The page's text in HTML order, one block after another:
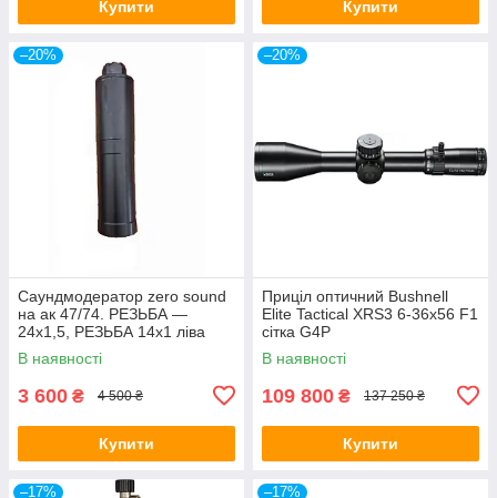
Купити Купити
–20%
Саундмодератор zero sound
на ак 47/74. РЕЗЬБА —
24х1,5, РЕЗЬБА 14х1 ліва
В наявності
3 600 ₴ 4 500 ₴
Купити
–20%
Приціл оптичний Bushnell
Elite Tactical XRS3 6-36x56 F1
сітка G4P
В наявності
109 800 ₴ 137 250 ₴
Купити
–17% –17%